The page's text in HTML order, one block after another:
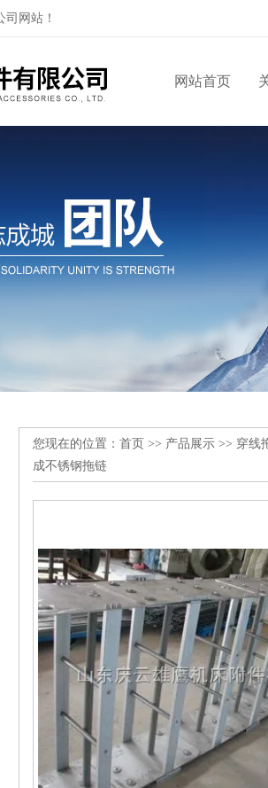
网站！
网站首页
您现在的位置： 首页 >> 产品展示 >> 穿线
成不锈钢拖链